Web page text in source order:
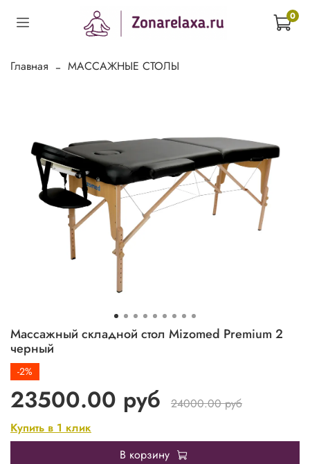
0
Главная МАССАЖНЫЕ СТОЛЫ
Массажный складной стол Mizomed Premium 2
черный
-2%
23500.00 руб
24000.00 руб
Купить в 1 клик
В корзину